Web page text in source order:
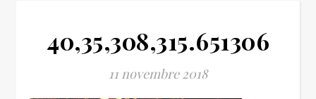
40,35,308,315.651306
11 novembre 2018